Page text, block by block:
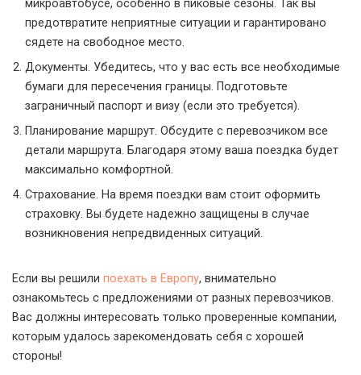
микроавтобусе, особенно в пиковые сезоны. Так вы
предотвратите неприятные ситуации и гарантировано
сядете на свободное место.
Документы. Убедитесь, что у вас есть все необходимые
бумаги для пересечения границы. Подготовьте
заграничный паспорт и визу (если это требуется).
Планирование маршрут. Обсудите с перевозчиком все
детали маршрута. Благодаря этому ваша поездка будет
максимально комфортной.
Страхование. На время поездки вам стоит оформить
страховку. Вы будете надежно защищены в случае
возникновения непредвиденных ситуаций.
Если вы решили поехать в Европу, внимательно
ознакомьтесь с предложениями от разных перевозчиков.
Вас должны интересовать только проверенные компании,
которым удалось зарекомендовать себя с хорошей
стороны!